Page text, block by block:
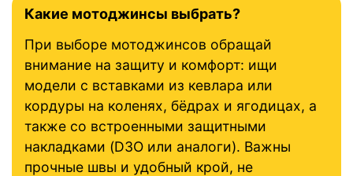
Какие мотоджинсы выбрать?
При выборе мотоджинсов обращай
внимание на защиту и комфорт: ищи
модели с вставками из кевлара или
кордуры на коленях, бёдрах и ягодицах, а
также со встроенными защитными
накладками (D3O или аналоги). Важны
прочные швы и удобный крой, не